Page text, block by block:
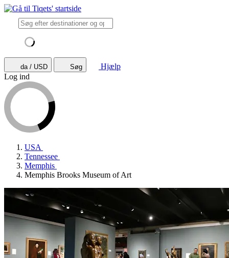
da / USD Søg
Hjælp
Log ind
USA
Tennessee
Memphis
Memphis Brooks Museum of Art